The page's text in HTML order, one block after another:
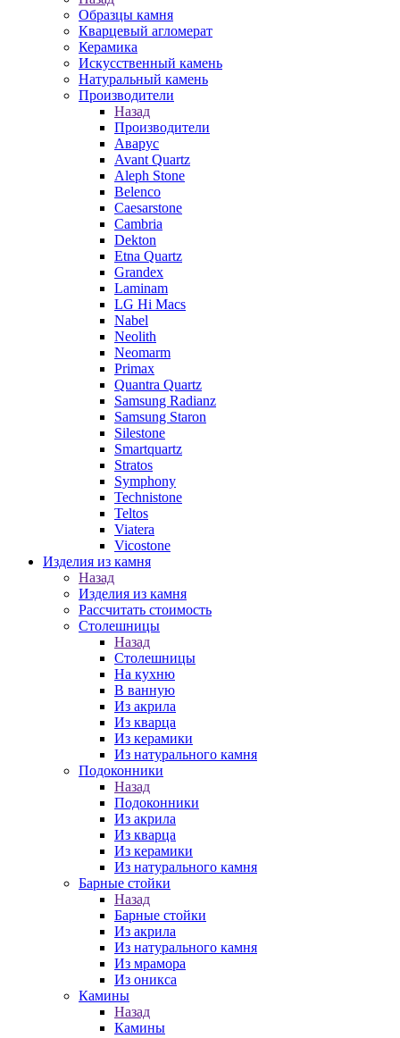
Образцы камня
Кварцевый агломерат
Керамика
Искусственный камень
Натуральный камень
Производители
Назад
Производители
Аварус
Avant Quartz
Aleph Stone
Belenco
Caesarstone
Cambria
Dekton
Etna Quartz
Grandex
Laminam
LG Hi Macs
Nabel
Neolith
Neomarm
Primax
Quantra Quartz
Samsung Radianz
Samsung Staron
Silestone
Smartquartz
Stratos
Symphony
Technistone
Teltos
Viatera
Vicostone
Изделия из камня
Назад
Изделия из камня
Рассчитать стоимость
Столешницы
Назад
Столешницы
На кухню
В ванную
Из акрила
Из кварца
Из керамики
Из натурального камня
Подоконники
Назад
Подоконники
Из акрила
Из кварца
Из керамики
Из натурального камня
Барные стойки
Назад
Барные стойки
Из акрила
Из натурального камня
Из мрамора
Из оникса
Камины
Назад
Камины